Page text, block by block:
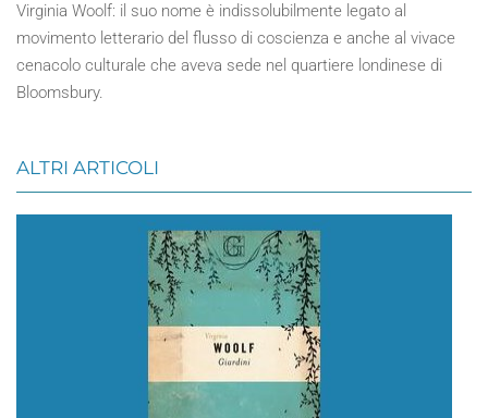
Virginia Woolf: il suo nome è indissolubilmente legato al
movimento letterario del flusso di coscienza e anche al vivace
cenacolo culturale che aveva sede nel quartiere londinese di
Bloomsbury.
ALTRI ARTICOLI